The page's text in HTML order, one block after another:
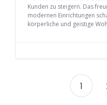
Kunden zu steigern. Das
modernen Einrichtungen
körperliche und geistige
1